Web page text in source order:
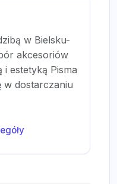
w Bielsku-
akcesoriów
i estetyką Pisma
w dostarczaniu